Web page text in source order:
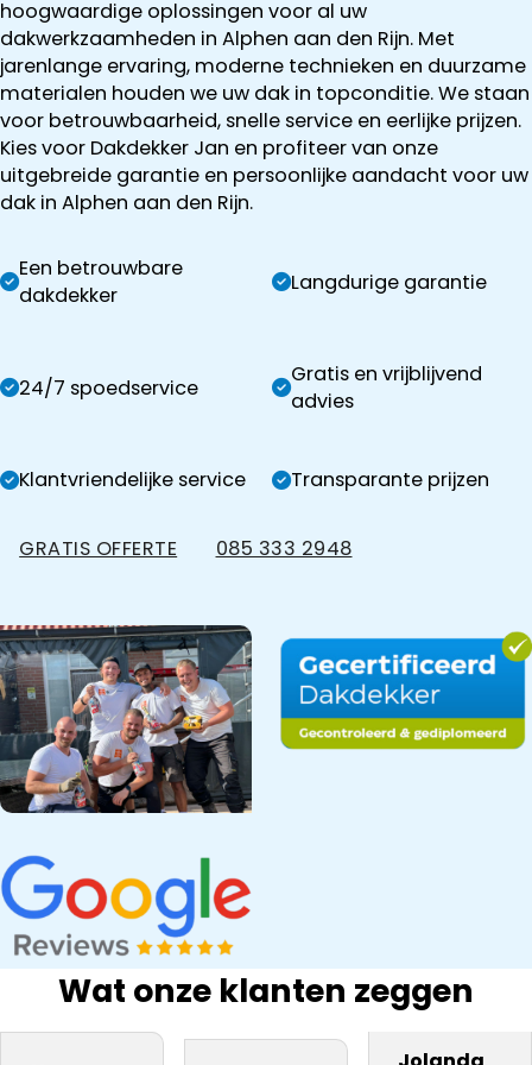
hoogwaardige oplossingen voor al uw
dakwerkzaamheden in Alphen aan den Rijn. Met
jarenlange ervaring, moderne technieken en duurzame
materialen houden we uw dak in topconditie. We staan
voor betrouwbaarheid, snelle service en eerlijke prijzen.
Kies voor Dakdekker Jan en profiteer van onze
uitgebreide garantie en persoonlijke aandacht voor uw
dak in Alphen aan den Rijn.
Een betrouwbare
dakdekker
Langdurige garantie
24/7 spoedservice
Gratis en vrijblijvend
advies
Klantvriendelijke service Transparante prijzen
GRATIS OFFERTE 085 333 2948
Wat onze klanten zeggen
bedrijf na onze
Snel gewerkt.
materiaal.
Dakdekker